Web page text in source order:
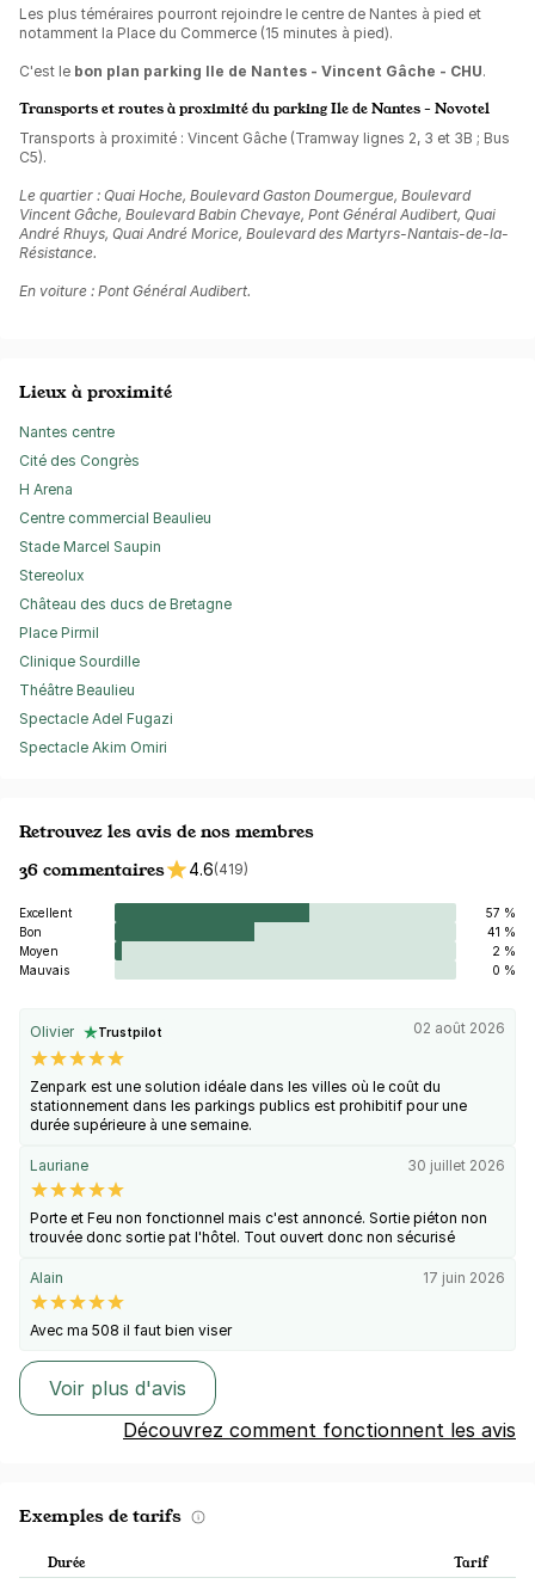
Les plus téméraires pourront rejoindre le centre de Nantes à pied et
notamment la Place du Commerce (15 minutes à pied).
C'est le bon plan parking Ile de Nantes - Vincent Gâche - CHU.
Transports et routes à proximité du parking Ile de Nantes - Novotel
Transports à proximité : Vincent Gâche (Tramway lignes 2, 3 et 3B ; Bus
C5).
Le quartier : Quai Hoche, Boulevard Gaston Doumergue, Boulevard
Vincent Gâche, Boulevard Babin Chevaye, Pont Général Audibert, Quai
André Rhuys, Quai André Morice, Boulevard des Martyrs-Nantais-de-la-
Résistance.
En voiture : Pont Général Audibert.
Lieux à proximité
Nantes centre
Cité des Congrès
H Arena
Centre commercial Beaulieu
Stade Marcel Saupin
Stereolux
Château des ducs de Bretagne
Place Pirmil
Clinique Sourdille
Théâtre Beaulieu
Spectacle Adel Fugazi
Spectacle Akim Omiri
Retrouvez les avis de nos membres
36 commentaires
4.6(419)
Excellent
57 %
Bon
41 %
Moyen
2 %
Mauvais
0 %
Olivier Trustpilot 02 août 2026
Zenpark est une solution idéale dans les villes où le coût du
stationnement dans les parkings publics est prohibitif pour une
durée supérieure à une semaine.
Lauriane 30 juillet 2026
Porte et Feu non fonctionnel mais c'est annoncé. Sortie piéton non
trouvée donc sortie pat l'hôtel. Tout ouvert donc non sécurisé
Alain 17 juin 2026
Avec ma 508 il faut bien viser
Voir plus d'avis
Découvrez comment fonctionnent les avis
Exemples de tarifs
Durée Tarif